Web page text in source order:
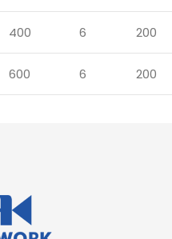
400 6 200
600 6 200